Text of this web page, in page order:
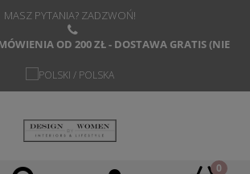
MASZ PYTANIA? ZADZWOŃ!
OD 200 ZŁ - DOSTAWA GRATIS (NIE